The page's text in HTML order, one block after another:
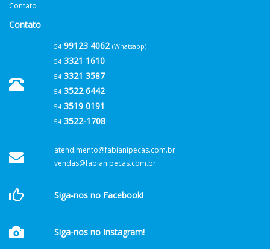
Contato
Contato
5499123 4062 (Whatsapp)
543321 1610
543321 3587
543522 6442
543519 0191
543522-1708
atendimento@fabianipecas.com.br
vendas@fabianipecas.com.br
Siga-nos no Facebook!
Siga-nos no Instagram!